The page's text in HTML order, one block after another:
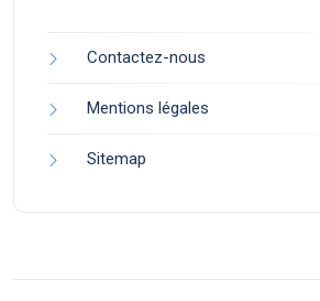
Contactez-nous
Mentions légales
Sitemap